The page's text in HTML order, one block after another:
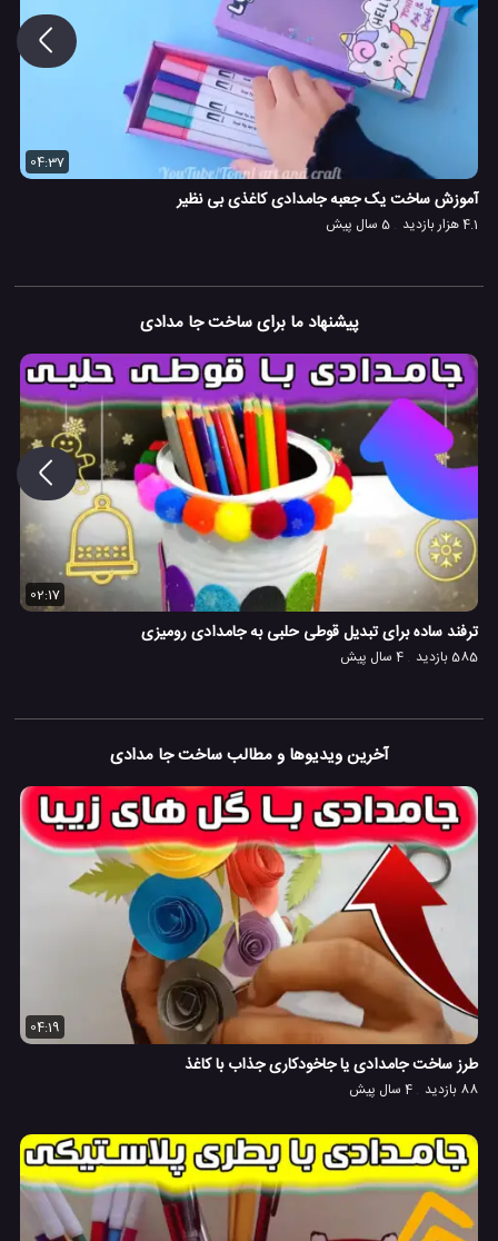
04:37
آموزش ساخت یک جعبه جامدادی کاغذی بی نظیر
4.1 هزار بازدید 5 سال پیش
پیشنهاد ما برای ساخت جا مدادی
02:17
ترفند ساده برای تبدیل قوطی حلبی به جامدادی رومیزی
585 بازدید 4 سال پیش
آخرین ویدیوها و مطالب ساخت جا مدادی
04:19
طرز ساخت جامدادی یا جاخودکاری جذاب با کاغذ
88 بازدید 4 سال پیش